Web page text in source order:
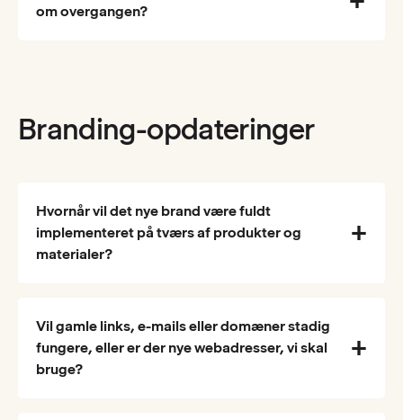
om overgangen?
Branding-opdateringer
Hvornår vil det nye brand være fuldt
implementeret på tværs af produkter og
materialer?
Vil gamle links, e-mails eller domæner stadig
fungere, eller er der nye webadresser, vi skal
bruge?